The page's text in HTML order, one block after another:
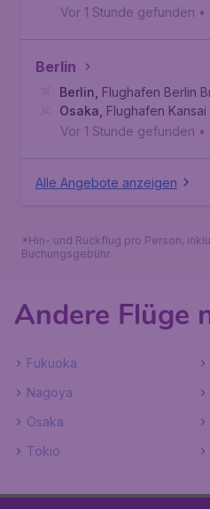
Vor 1 Stunde gefunden •
Berlin
Berlin Flughafen Berlin
Osaka Flughafen Kansai
Vor 1 Stunde gefunden •
Alle Angebote anzeigen
*Hin- und Rückflug pro Person,
Buchungsgebühr.
Andere Flüge
Fukuoka
Nagoya
Osaka
Tokio